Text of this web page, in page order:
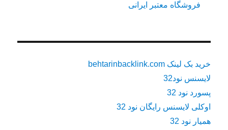
فروشگاه معتبر ایرانی
خرید بک لینک behtarinbacklink.com
لایسنس نود32
پسورد نود 32
اوکلی لایسنس رایگان نود 32
همیار نود 32